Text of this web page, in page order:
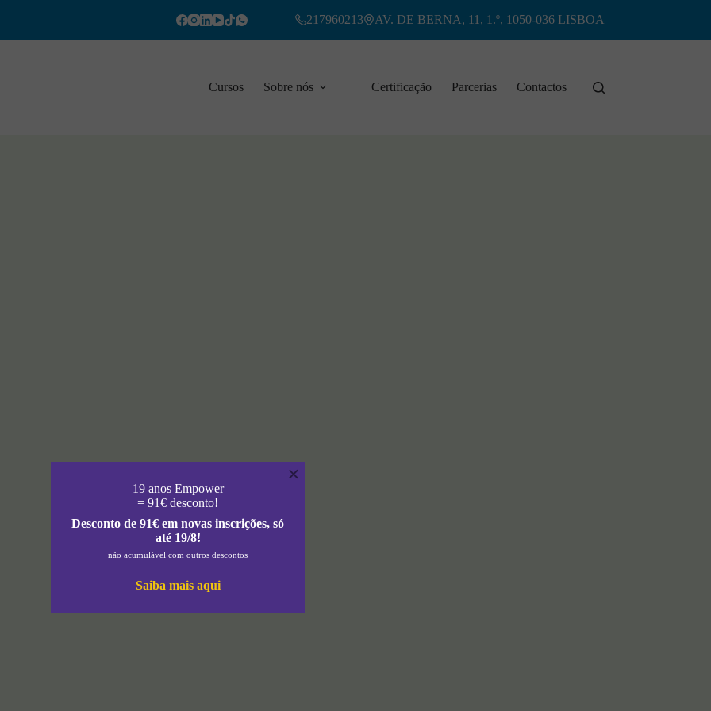
217960213 AV. DE BERNA, 11, 1.º, 1050-036 LISBOA
Cursos Sobre nós Certificação Parcerias Contactos
19 anos Empower
= 91€ desconto!
Desconto de 91€ em novas inscrições, só
até 19/8!
não acumulável com outros descontos
Saiba mais aqui
×